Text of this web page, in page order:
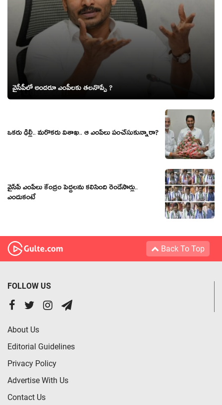
వైసీపీలో అంద‌రూ ఎంపీల‌కు త‌ల‌నొప్పే ?
ఒక‌రు ఢిల్లీ.. మ‌రొక‌రు విశాఖ‌.. ఆ ఎంపీలు పంచేసుకున్నారా?
వైసీపీ ఎంపీలు కేంద్రం పెద్దలను కలిసింది రెండేసార్లు..
ఎందుకంటే
Back To Top
FOLLOW US
About Us
Editorial Guidelines
Privacy Policy
Advertise With Us
Contact Us